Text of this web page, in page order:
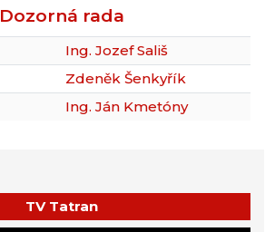
Dozorná rada
Ing. Jozef Sališ
Zdeněk Šenkyřík
Ing. Ján Kmetóny
TV Tatran